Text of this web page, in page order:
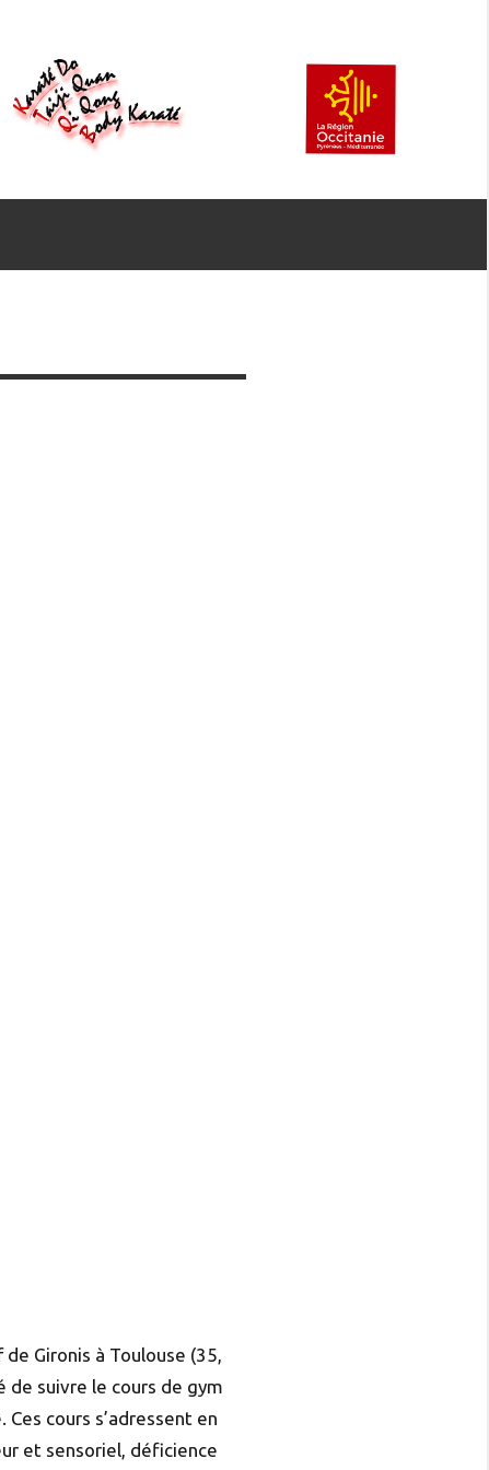
Gironis à Toulouse (35,
de suivre le cours de gym
cours s’adressent en
et sensoriel, déficience